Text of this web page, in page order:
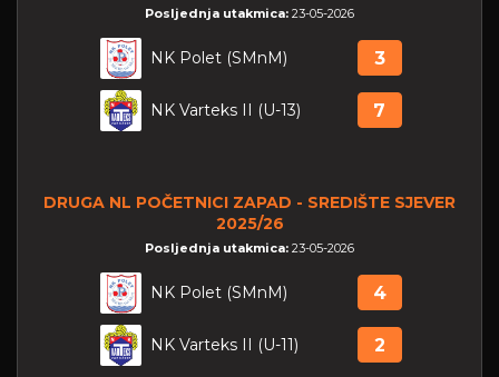
Posljednja utakmica: 23-05-2026
NK Polet (SMnM) 3
NK Varteks II (U-13) 7
DRUGA NL POČETNICI ZAPAD - SREDIŠTE SJEVER
2025/26
Posljednja utakmica: 23-05-2026
NK Polet (SMnM) 4
NK Varteks II (U-11) 2